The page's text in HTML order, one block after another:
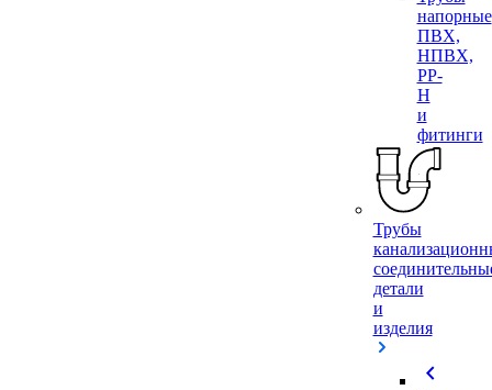
напорные
ПВХ,
НПВХ,
PP-
H
и
фитинги
Трубы
детали
и
изделия
chevron_left